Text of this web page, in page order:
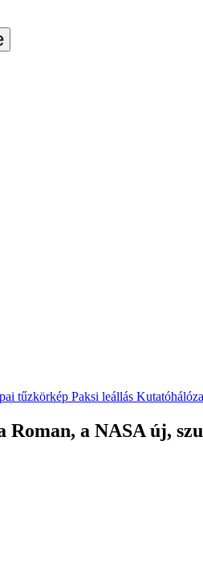
tűzkörkép Paksi leállás
Roman, a NASA új,